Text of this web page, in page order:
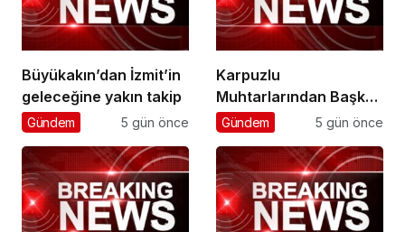
Büyükakın’dan İzmit’in
geleceğine yakın takip
Gündem 5 gün önce
Karpuzlu
Muhtarlarından Başkan
Çerçioğlu’na Hizmet
Gündem 5 gün önce